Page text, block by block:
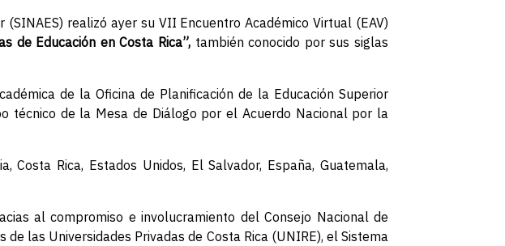
realizó ayer su VII Encuentro Académico Virtual (EAV)
de Educación en Costa Rica”, también conocido por sus siglas
de la Oficina de Planificación de la Educación Superior
técnico de la Mesa de Diálogo por el Acuerdo Nacional por la
Rica, Estados Unidos, El Salvador, España, Guatemala,
al compromiso e involucramiento del Consejo Nacional de
de las Universidades Privadas de Costa Rica (UNIRE), el Sistema